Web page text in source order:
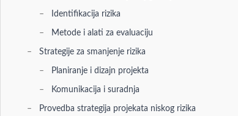
Identifikacija rizika
Metode i alati za evaluaciju
Strategije za smanjenje rizika
Planiranje i dizajn projekta
Komunikacija i suradnja
Provedba strategija projekata niskog rizika